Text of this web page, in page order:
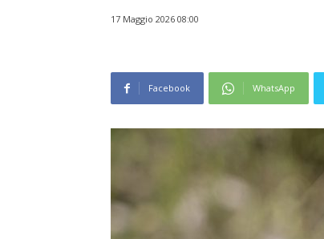
17 Maggio 2026 08:00
Facebook WhatsApp